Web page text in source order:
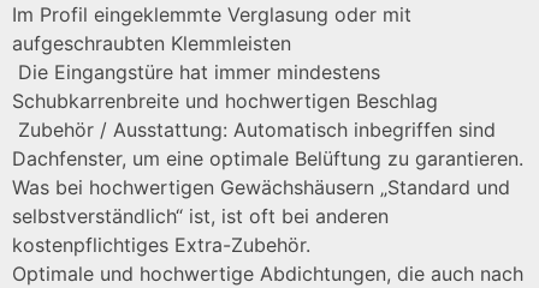
Im Profil eingeklemmte Verglasung oder mit
aufgeschraubten Klemmleisten
Die Eingangstüre hat immer mindestens
Schubkarrenbreite und hochwertigen Beschlag
Zubehör / Ausstattung: Automatisch inbegriffen sind
Dachfenster, um eine optimale Belüftung zu garantieren.
Was bei hochwertigen Gewächshäusern „Standard und
selbstverständlich“ ist, ist oft bei anderen
kostenpflichtiges Extra-Zubehör.
Optimale und hochwertige Abdichtungen, die auch nach